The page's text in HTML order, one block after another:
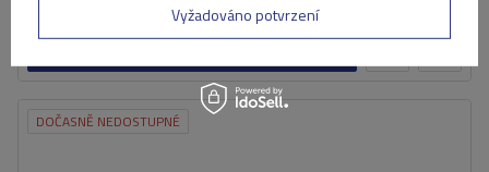
DOČASNĚ NEDOSTUPNÉ
Vyžadováno potvrzení